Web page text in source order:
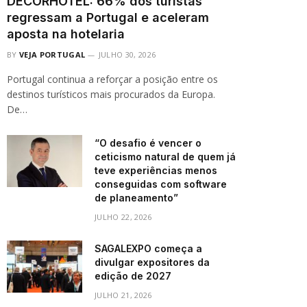
regressam a Portugal e aceleram
aposta na hotelaria
BY VEJA PORTUGAL JULHO 30, 2026
Portugal continua a reforçar a posição entre os
destinos turísticos mais procurados da Europa.
De…
“O desafio é vencer o
ceticismo natural de quem já
teve experiências menos
conseguidas com software
de planeamento”
JULHO 22, 2026
SAGALEXPO começa a
divulgar expositores da
edição de 2027
JULHO 21, 2026